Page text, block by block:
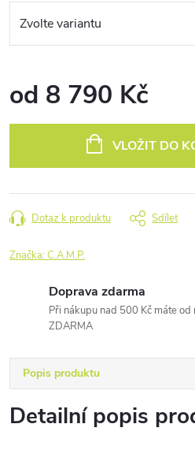
od 8 790 Kč
VLOŽIT DO
Dotaz k produktu Sdílet
Značka:C.A.M.P.
Doprava zdarma
Při nákupu nad 500 Kč máte od
ZDARMA
Popis produktu
Detailní popis